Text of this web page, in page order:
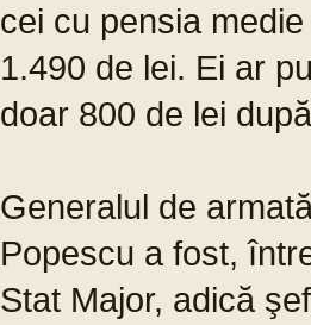
cei cu pensia
1.490 de lei. Ei ar
doar 800 de lei
Generalul de
Popescu a fost,
Stat Major, adică